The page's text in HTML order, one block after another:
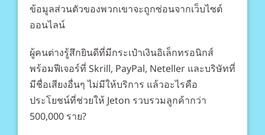
ข้อมูลส่วนตัวของพวกเขาจะถูกซ่อนจากเว็บไซต์
ออนไลน์
ผู้คนต่างรู้สึกยินดีที่มีกระเป๋าเงินอิเล็กทรอนิกส์
พร้อมฟีเจอร์ที่ Skrill, PayPal, Neteller และบริษัทที่
มีชื่อเสียงอื่นๆ ไม่มีให้บริการ แล้วอะไรคือ
ประโยชน์ที่ช่วยให้ Jeton รวบรวมลูกค้ากว่า
500,000 ราย?